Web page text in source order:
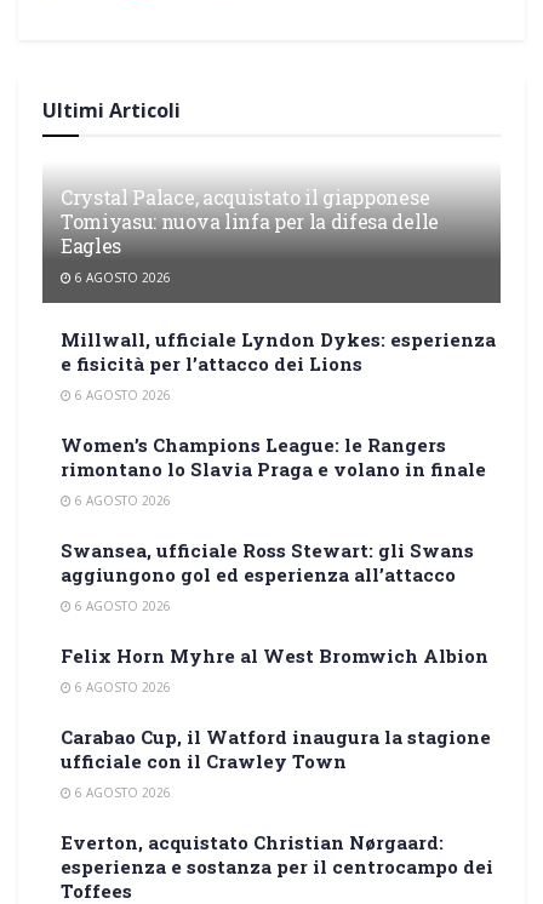
Ultimi Articoli
Crystal Palace, acquistato il giapponese
Tomiyasu: nuova linfa per la difesa delle
Eagles
6 AGOSTO 2026
Millwall, ufficiale Lyndon Dykes: esperienza
e fisicità per l’attacco dei Lions
6 AGOSTO 2026
Women’s Champions League: le Rangers
rimontano lo Slavia Praga e volano in finale
6 AGOSTO 2026
Swansea, ufficiale Ross Stewart: gli Swans
aggiungono gol ed esperienza all’attacco
6 AGOSTO 2026
Felix Horn Myhre al West Bromwich Albion
6 AGOSTO 2026
Carabao Cup, il Watford inaugura la stagione
ufficiale con il Crawley Town
6 AGOSTO 2026
Everton, acquistato Christian Nørgaard:
esperienza e sostanza per il centrocampo dei
Toffees